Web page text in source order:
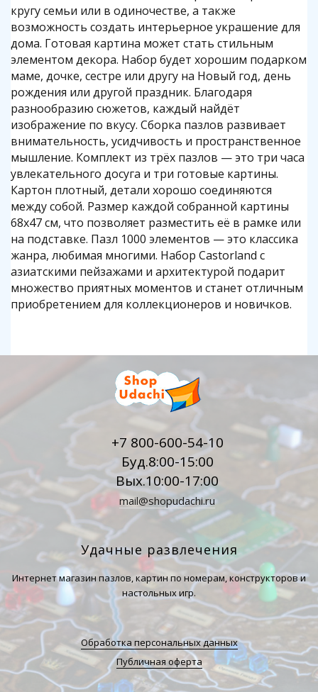
кругу семьи или в одиночестве, а также
возможность создать интерьерное украшение для
дома. Готовая картина может стать стильным
элементом декора. Набор будет хорошим подарком
маме, дочке, сестре или другу на Новый год, день
рождения или другой праздник. Благодаря
разнообразию сюжетов, каждый найдёт
изображение по вкусу. Сборка пазлов развивает
внимательность, усидчивость и пространственное
мышление. Комплект из трёх пазлов — это три часа
увлекательного досуга и три готовые картины.
Картон плотный, детали хорошо соединяются
между собой. Размер каждой собранной картины
68x47 см, что позволяет разместить её в рамке или
на подставке. Пазл 1000 элементов — это классика
жанра, любимая многими. Набор Castorland с
азиатскими пейзажами и архитектурой подарит
множество приятных моментов и станет отличным
приобретением для коллекционеров и новичков.
+7 800-600-54-10
Буд.8:00-15:00
Вых.10:00-17:00
mail@shopudachi.ru
Удачные развлечения
Интернет магазин пазлов, картин по номерам, конструкторов и
настольных игр.
Обработка персональных данных
Публичная оферта